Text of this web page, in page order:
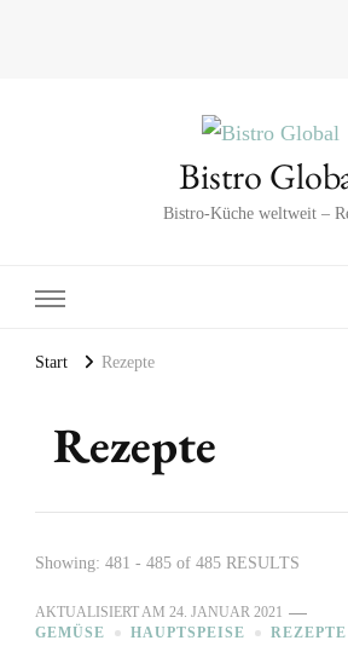
Bistro
Bistro-Küche weltweit –
Start Rezepte
Rezepte
Showing: 481 - 485 of 485 RESULTS
AKTUALISIERT AM 24. JANUAR 2021
GEMÜSE
HAUPTSPEISE REZEPTE